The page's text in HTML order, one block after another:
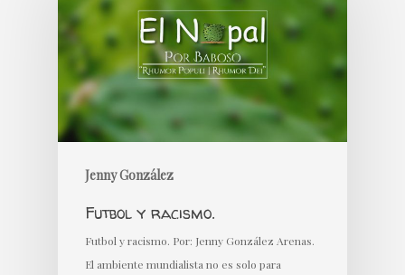
Jenny González
Futbol y racismo.
Futbol y racismo. Por: Jenny González Arenas.
El ambiente mundialista no es solo para